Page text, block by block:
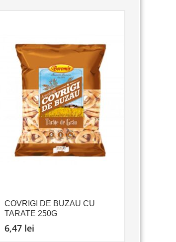
COVRIGI DE BUZAU CU
TARATE 250G
6,47 lei